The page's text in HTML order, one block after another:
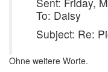
To: Daisy
Subject: Re:
Ohne weitere Worte.